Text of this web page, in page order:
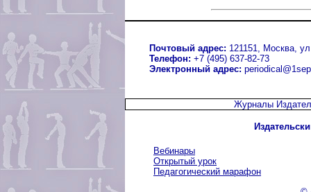
Почтовый адрес: 121151, Москва,
Телефон: +7 (495) 637-82-73
Электронный адрес:
Журналы
Вебинары
Открытый урок
Педагогический марафон